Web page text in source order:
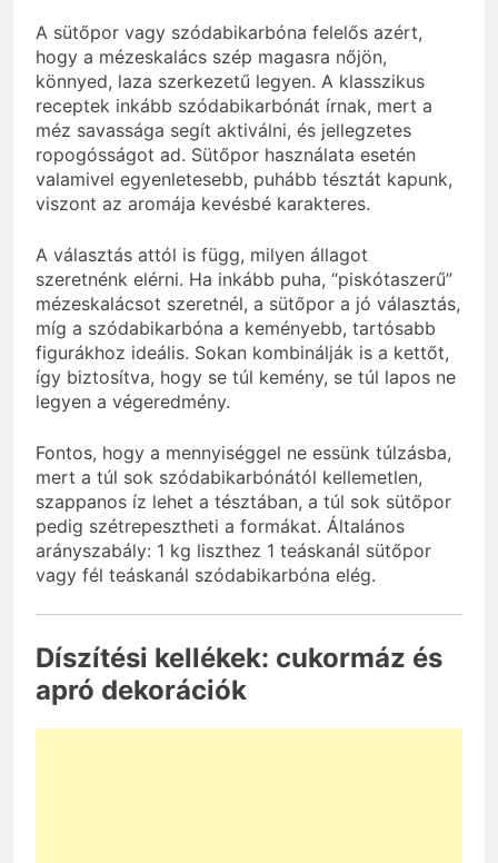
A sütőpor vagy szódabikarbóna felelős azért,
hogy a mézeskalács szép magasra nőjön,
könnyed, laza szerkezetű legyen. A klasszikus
receptek inkább szódabikarbónát írnak, mert a
méz savassága segít aktiválni, és jellegzetes
ropogósságot ad. Sütőpor használata esetén
valamivel egyenletesebb, puhább tésztát kapunk,
viszont az aromája kevésbé karakteres.
A választás attól is függ, milyen állagot
szeretnénk elérni. Ha inkább puha, “piskótaszerű”
mézeskalácsot szeretnél, a sütőpor a jó választás,
míg a szódabikarbóna a keményebb, tartósabb
figurákhoz ideális. Sokan kombinálják is a kettőt,
így biztosítva, hogy se túl kemény, se túl lapos ne
legyen a végeredmény.
Fontos, hogy a mennyiséggel ne essünk túlzásba,
mert a túl sok szódabikarbónától kellemetlen,
szappanos íz lehet a tésztában, a túl sok sütőpor
pedig szétrepesztheti a formákat. Általános
arányszabály: 1 kg liszthez 1 teáskanál sütőpor
vagy fél teáskanál szódabikarbóna elég.
Díszítési kellékek: cukormáz és
apró dekorációk